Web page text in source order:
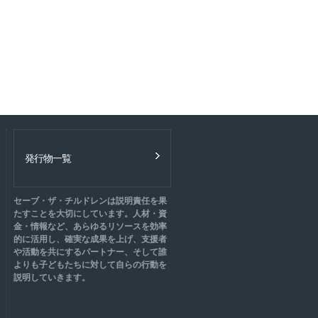
発行物一覧
セーブ・ザ・チルドレンは説明責任を果
たすことを大切にしています。人材・資
金・情報など、あらゆるリソースを効率
的に活用し、確実な成果を上げ、支援者
や活動を共にするパートナー、そして誰
よりも子どもたちに対して自らの行動を
説明していきます。